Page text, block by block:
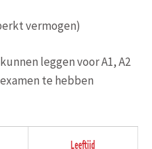
vermogen)
leggen voor A1, A2
te hebben